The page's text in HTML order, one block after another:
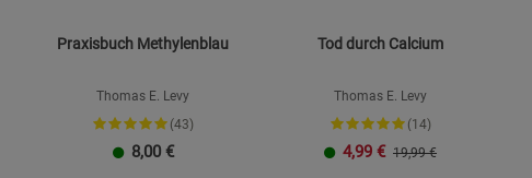
Praxisbuch Methylenblau
Thomas E. Levy
(43)
8,00 €
Tod durch Calcium
Thomas E. Levy
(14)
4,99 € 19,99 €